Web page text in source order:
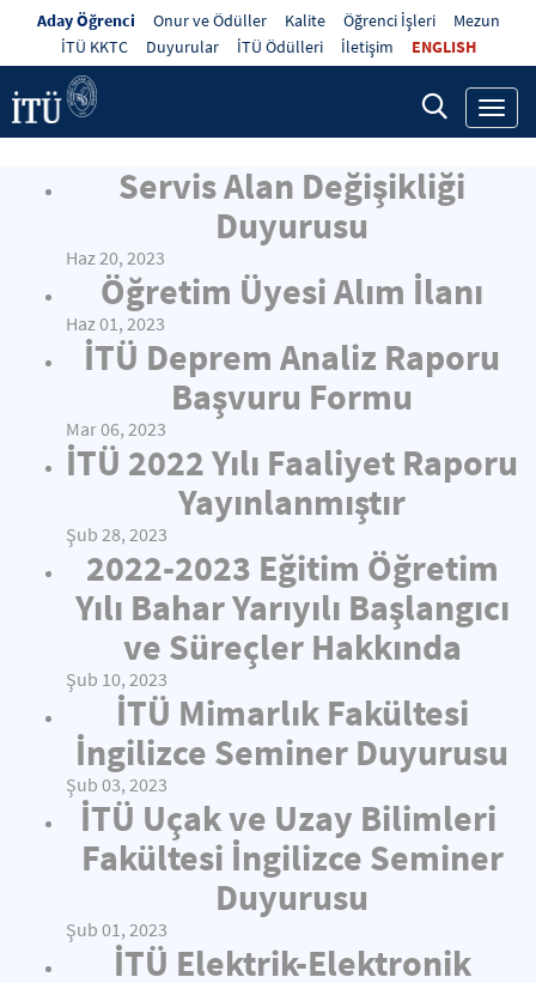
Aday Öğrenci Onur ve Ödüller Kalite Öğrenci İşleri
Mezun
İTÜ KKTC
Duyurular İTÜ Ödülleri İletişim ENGLISH
Servis Alan Değişikliği
Duyurusu
Haz 20, 2023
Öğretim Üyesi Alım İlanı
Haz 01, 2023
İTÜ Deprem Analiz Raporu
Başvuru Formu
Mar 06, 2023
İTÜ 2022 Yılı Faaliyet Raporu
Yayınlanmıştır
Şub 28, 2023
2022-2023 Eğitim Öğretim
Yılı Bahar Yarıyılı Başlangıcı
ve Süreçler Hakkında
Şub 10, 2023
İTÜ Mimarlık Fakültesi
İngilizce Seminer Duyurusu
Şub 03, 2023
İTÜ Uçak ve Uzay Bilimleri
Fakültesi İngilizce Seminer
Duyurusu
Şub 01, 2023
İTÜ Elektrik-Elektronik